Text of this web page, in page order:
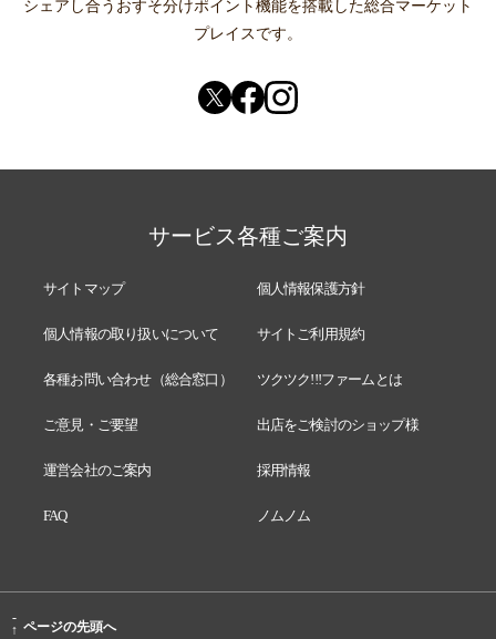
シェアし合う おすそ分けポイント機能を搭載した総合マーケット
プレイスです。
サービス各種ご案内
サイトマップ 個人情報保護方針
個人情報の取り扱いについて サイトご利用規約
各種お問い合わせ（総合窓口） ツクツク!!!ファームとは
ご意見・ご要望 出店をご検討のショップ様
運営会社のご案内 採用情報
FAQ ノムノム
-
↑ ページの先頭へ